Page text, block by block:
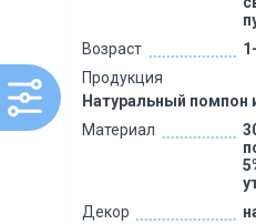
Возраст
Продукция
Натуральный помпон
Материал
Декор